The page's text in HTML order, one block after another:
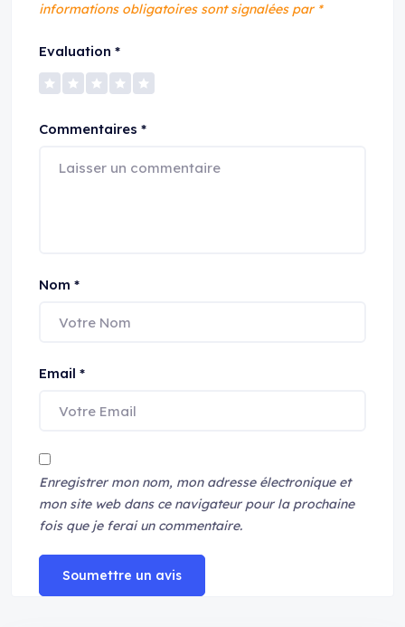
informations obligatoires sont signalées par *
Evaluation *
Commentaires *
Nom *
Email *
Enregistrer mon nom, mon adresse électronique et
mon site web dans ce navigateur pour la prochaine
fois que je ferai un commentaire.
Soumettre un avis